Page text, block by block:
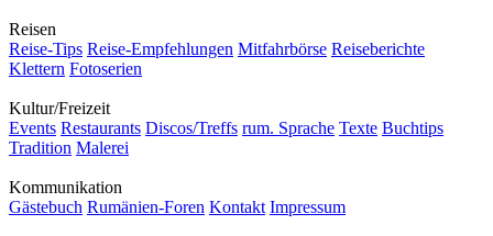
Reisen
Reise-Tips Reise-Empfehlungen Mitfahrbörse Reiseberichte
Klettern Fotoserien
Kultur/Freizeit
Events Restaurants Discos/Treffs rum. Sprache Texte Buchtips
Tradition Malerei
Kommunikation
Gästebuch Rumänien-Foren Kontakt Impressum